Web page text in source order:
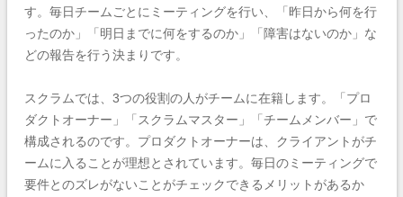
す。毎日チームごとにミーティングを行い、「昨日から何を行
ったのか」「明日までに何をするのか」「障害はないのか」な
どの報告を行う決まりです。
スクラムでは、3つの役割の人がチームに在籍します。「プロ
ダクトオーナー」「スクラムマスター」「チームメンバー」で
構成されるのです。プロダクトオーナーは、クライアントがチ
ームに入ることが理想とされています。毎日のミーティングで
要件とのズレがないことがチェックできるメリットがあるか